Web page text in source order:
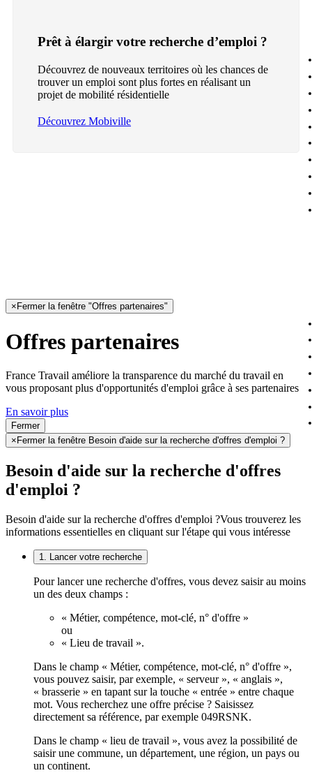
Prêt à élargir votre recherche d’emploi ?
Découvrez de nouveaux territoires où les chances de
trouver un emploi sont plus fortes en réalisant un
projet de mobilité résidentielle
Découvrez Mobiville
× Fermer la fenêtre "Offres partenaires"
Offres partenaires
France Travail améliore la transparence du marché du travail en
vous proposant plus d'opportunités d'emploi grâce à ses partenaires
En savoir plus
Fermer
× Fermer la fenêtre Besoin d'aide sur la recherche d'offres d'emploi ?
Besoin d'aide sur la recherche d'offres
d'emploi ?
Besoin d'aide sur la recherche d'offres d'emploi ?Vous trouverez les
informations essentielles en cliquant sur l'étape qui vous intéresse
1. Lancer votre recherche
Pour lancer une recherche d'offres, vous devez saisir au moins
un des deux champs :
« Métier, compétence, mot-clé, n° d'offre »
ou
« Lieu de travail ».
Dans le champ « Métier, compétence, mot-clé, n° d'offre »,
vous pouvez saisir, par exemple, « serveur », « anglais »,
« brasserie » en tapant sur la touche « entrée » entre chaque
mot. Vous recherchez une offre précise ? Saisissez
directement sa référence, par exemple 049RSNK.
Dans le champ « lieu de travail », vous avez la possibilité de
saisir une commune, un département, une région, un pays ou
un continent.